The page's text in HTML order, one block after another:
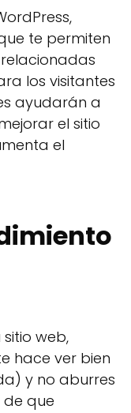
te permiten
los visitantes
ayudarán a
el sitio
el
web,
hace ver bien
y no aburres
que